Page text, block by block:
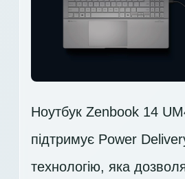
Ноутбук Zenbook 14
підтримує Power
технологію, яка